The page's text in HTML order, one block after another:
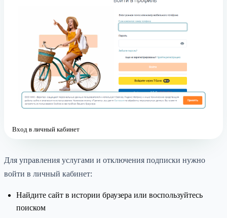
Вход в личный кабинет
Для управления услугами и отключения подписки нужно
войти в личный кабинет:
Найдите сайт в истории браузера или воспользуйтесь
поиском